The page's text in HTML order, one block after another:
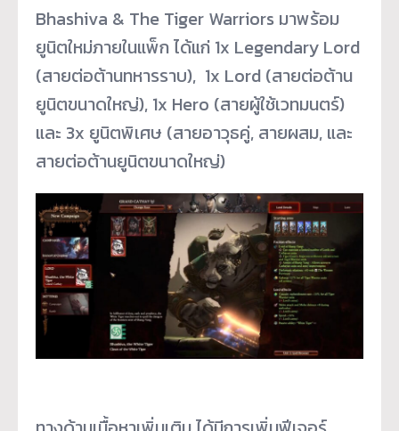
Bhashiva & The Tiger Warriors มาพร้อม
ยูนิตใหม่ภายในแพ็ก ได้แก่ 1x Legendary Lord
(สายต่อต้านทหารราบ), 1x Lord (สายต่อต้าน
ยูนิตขนาดใหญ่), 1x Hero (สายผู้ใช้เวทมนตร์)
และ 3x ยูนิตพิเศษ (สายอาวุธคู่, สายผสม, และ
สายต่อต้านยูนิตขนาดใหญ่)